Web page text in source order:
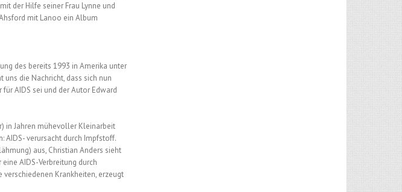
der Hilfe seiner Frau Lynne und
mit Lanoo ein Album
des bereits 1993 in Amerika unter
uns die Nachricht, dass sich nun
AIDS sei und der Autor Edward
in Jahren mühevoller Kleinarbeit
AIDS- verursacht durch Impfstoff.
aus, Christian Anders sieht
AIDS-Verbreitung durch
Krankheiten, erzeugt